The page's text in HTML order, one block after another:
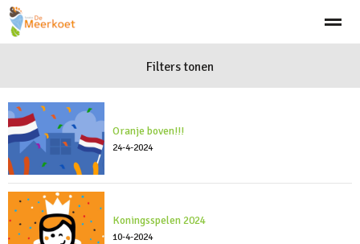
Aanmelden Team
Home Bellen
Filters tonen
Oranje boven!!!
24-4-2024
Koningsspelen 2024
10-4-2024